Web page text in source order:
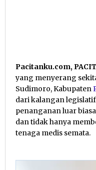
Pacitanku.com,
yang menyerang
Sudimoro, Kabupaten
dari kalangan
penanganan luar
dan tidak hanya
tenaga medis semata.